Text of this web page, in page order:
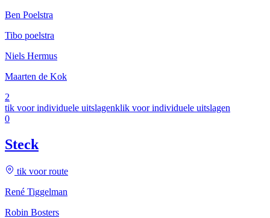
Ben Poelstra
Tibo poelstra
Niels Hermus
Maarten de Kok
2
tik voor individuele uitslagenklik voor individuele uitslagen
0
Steck
tik voor route
René Tiggelman
Robin Bosters